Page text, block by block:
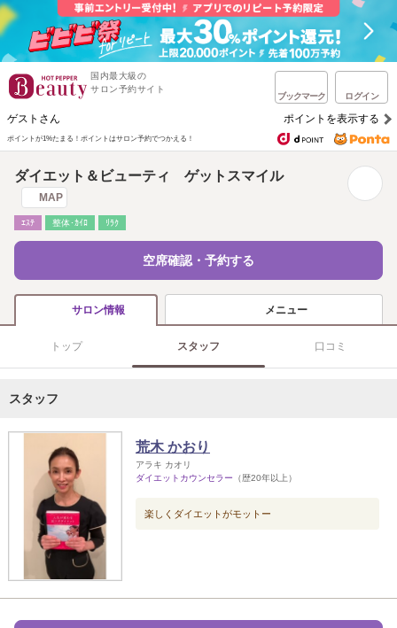
国内最大級の
サロン予約サイト
ブックマーク ログイン
ゲストさん ポイントを表示する
ポイントが1%たまる！ ポイントはサロン予約でつかえる！
ダイエット＆ビューティ ゲットスマイル
MAP
ｴｽﾃ 整体･ｶｲﾛ ﾘﾗｸ
空席確認・予約する
サロン情報 メニュー
トップ スタッフ 口コミ
スタッフ
荒木 かおり
アラキ カオリ
ダイエットカウンセラー （歴20年以上）
楽しくダイエットがモットー